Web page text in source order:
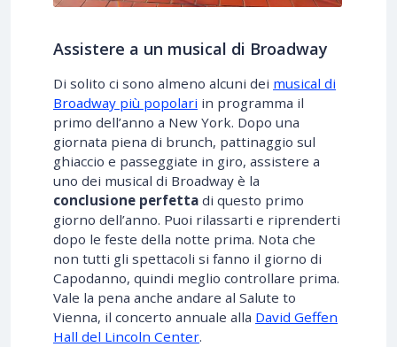
Assistere a un musical di Broadway
Di solito ci sono almeno alcuni dei musical di
Broadway più popolari in programma il
primo dell’anno a New York. Dopo una
giornata piena di brunch, pattinaggio sul
ghiaccio e passeggiate in giro, assistere a
uno dei musical di Broadway è la
conclusione perfetta di questo primo
giorno dell’anno. Puoi rilassarti e riprenderti
dopo le feste della notte prima. Nota che
non tutti gli spettacoli si fanno il giorno di
Capodanno, quindi meglio controllare prima.
Vale la pena anche andare al Salute to
Vienna, il concerto annuale alla David Geffen
Hall del Lincoln Center.